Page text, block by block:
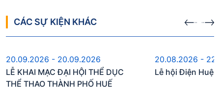
CÁC SỰ KIỆN KHÁC
Sự kiện sắp diễn ra
20.09.2026 - 20.09.2026
LỄ KHAI MẠC ĐẠI HỘI THỂ DỤC
THỂ THAO THÀNH PHỐ HUẾ
Sự kiện
20.08.2026 -
Lễ hội Điện Huệ